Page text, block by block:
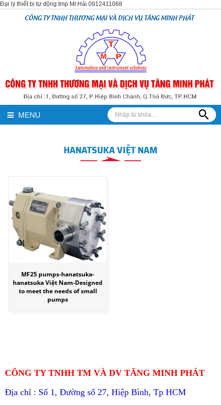
Đại lý thiết bị tự động tmp Mr.Hải 0912411068
CÔNG TY TNHH THƯƠNG MẠI VÀ DỊCH VỤ TĂNG MINH PHÁT
MENU
HANATSUKA VIỆT NAM
MF25 pumps-hanatsuka-
hanatsuka Việt Nam-Designed
to meet the needs of small
pumps
CÔNG TY TNHH TM VÀ DV TĂNG MINH PHÁT
Địa chỉ : Số 1, Đường số 27, Hiệp Bình, Tp HCM